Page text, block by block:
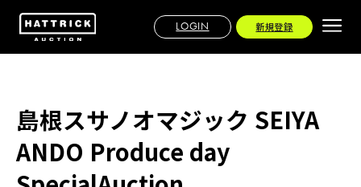
LOGIN 新規登録
島根スサノオマジック SEIYA
ANDO Produce day